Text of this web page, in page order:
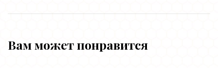
Вам может понравится